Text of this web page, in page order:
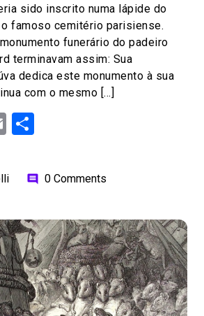
sido inscrito numa lápide do
o famoso cemitério parisiense.
funerário do padeiro
terminavam assim: Sua
dedica este monumento à sua
com o mesmo […]
Email
comment 0 Comments